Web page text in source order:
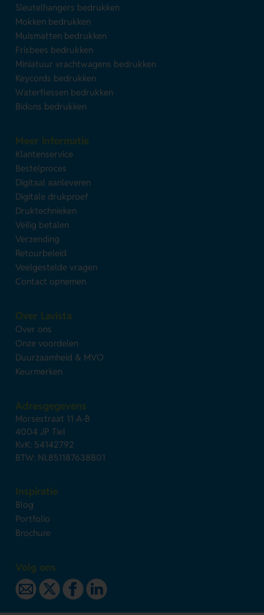
Sleutelhangers bedrukken
Mokken bedrukken
Muismatten bedrukken
Frisbees bedrukken
Miniatuur vrachtwagens bedrukken
Keycords bedrukken
Waterflessen bedrukken
Bidons bedrukken
Meer informatie
Klantenservice
Bestelproces
Digitaal aanleveren
Digitale drukproef
Druktechnieken
Veilig betalen
Verzending
Retourbeleid
Veelgestelde vragen
Contact opnemen
Over Lavista
Over ons
Onze voordelen
Duurzaamheid & MVO
Keurmerken
Adresgegevens
Morsestraat 11 A-B
4004 JP Tiel
KvK: 54142792
BTW: NL851187638B01
Inspiratie
Blog
Portfolio
Brochure
Volg ons